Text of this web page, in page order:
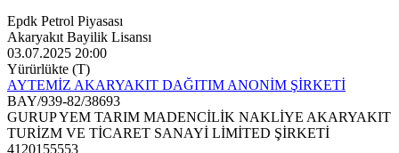
Epdk Petrol Piyasası
Akaryakıt Bayilik Lisansı
03.07.2025 20:00
Yürürlükte (T)
AYTEMİZ AKARYAKIT DAĞITIM ANONİM ŞİRKETİ
BAY/939-82/38693
GURUP YEM TARIM MADENCİLİK NAKLİYE AKARYAKIT
TURİZM VE TİCARET SANAYİ LİMİTED ŞİRKETİ
4120155553